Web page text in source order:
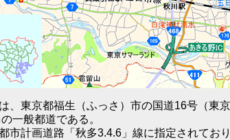
、東京都福生（ふっさ）市の国道16号（東
一般都道である。
市計画道路「秋多3.4.6」線に指定されてお